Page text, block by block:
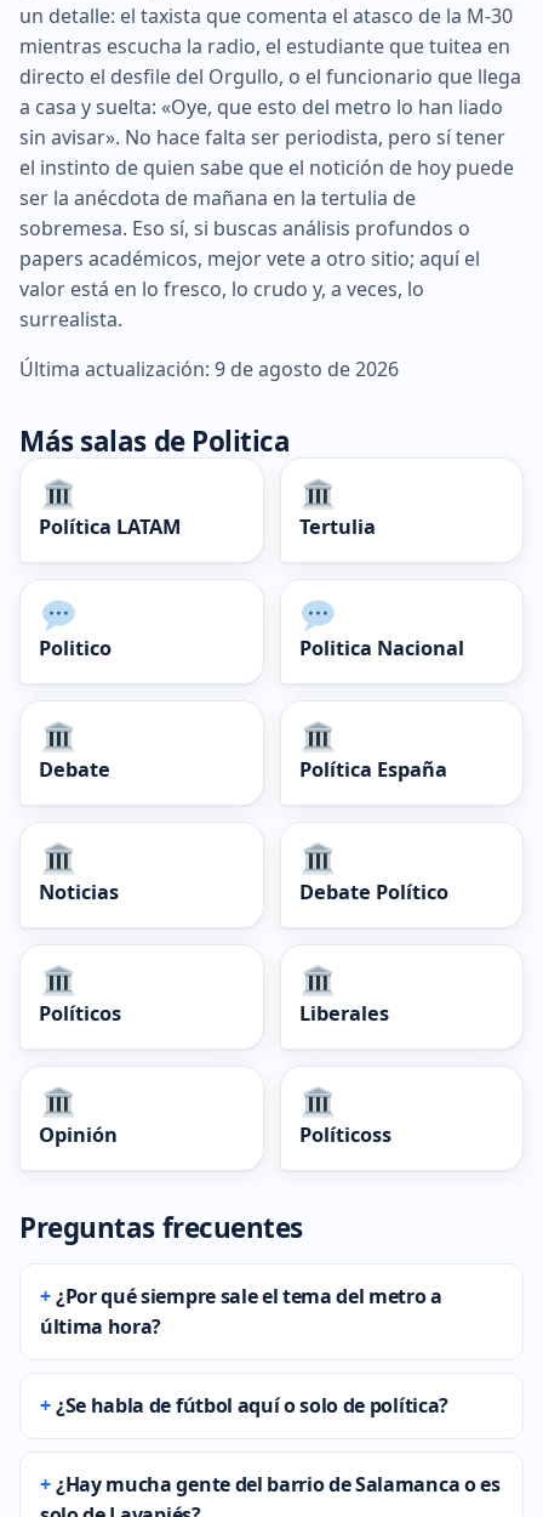
un detalle: el taxista que comenta el atasco de la M-30
mientras escucha la radio, el estudiante que tuitea en
directo el desfile del Orgullo, o el funcionario que llega
a casa y suelta: «Oye, que esto del metro lo han liado
sin avisar». No hace falta ser periodista, pero sí tener
el instinto de quien sabe que el notición de hoy puede
ser la anécdota de mañana en la tertulia de
sobremesa. Eso sí, si buscas análisis profundos o
papers académicos, mejor vete a otro sitio; aquí el
valor está en lo fresco, lo crudo y, a veces, lo
surrealista.
Última actualización: 9 de agosto de 2026
Más salas de Politica
Política LATAM Tertulia
Politico Politica Nacional
Debate Política España
Noticias Debate Político
Políticos Liberales
Opinión Políticoss
Preguntas frecuentes
¿Por qué siempre sale el tema del metro a
última hora?
¿Se habla de fútbol aquí o solo de política?
¿Hay mucha gente del barrio de Salamanca o es